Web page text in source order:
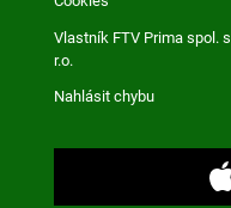
Vlastník FTV Prima spol. s
r.o.
Nahlásit chybu